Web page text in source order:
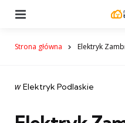
Strona główna Elektryk
Categories
post
w Elektryk Podlaskie